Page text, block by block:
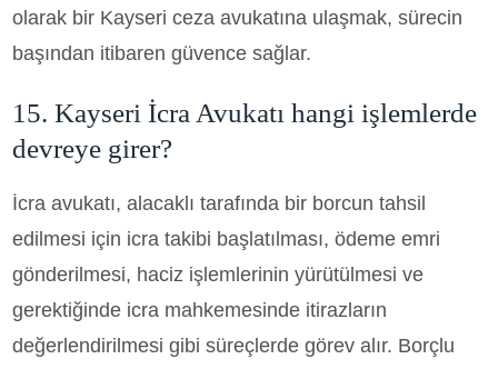
olarak bir Kayseri ceza avukatına ulaşmak, sürecin
başından itibaren güvence sağlar.
15. Kayseri İcra Avukatı hangi işlemlerde
devreye girer?
İcra avukatı, alacaklı tarafında bir borcun tahsil
edilmesi için icra takibi başlatılması, ödeme emri
gönderilmesi, haciz işlemlerinin yürütülmesi ve
gerektiğinde icra mahkemesinde itirazların
değerlendirilmesi gibi süreçlerde görev alır. Borçlu